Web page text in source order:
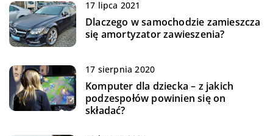
17 lipca 2021
Dlaczego w samochodzie zamieszcza
się amortyzator zawieszenia?
17 sierpnia 2020
Komputer dla dziecka – z jakich
podzespołów powinien się on
składać?